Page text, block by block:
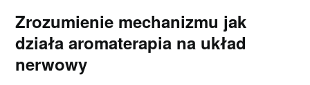
Zrozumienie mechanizmu jak
działa aromaterapia na układ
nerwowy